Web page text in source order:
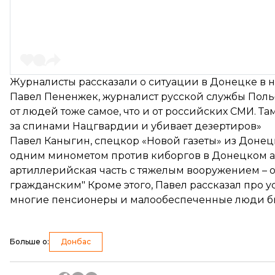
Журналисты рассказали о ситуации в Донецке в
Павел Пененжек, журналист русской службы
от людей тоже самое, что и от российских СМИ.
за спинами Нацгвардии и убивает дезертиров»
Павел Каныгин, спецкор «Новой газеты» из
одним минометом против киборгов в Донецком
артиллерийская часть с тяжелым вооружением –
гражданским" Кроме этого, Павел рассказал про
многие пенсионеры и малообеспеченные люди
Больше о: Донбас